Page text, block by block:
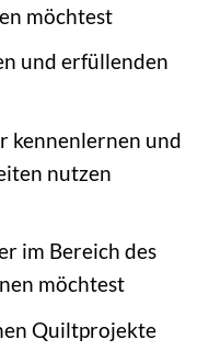
möchtest
und erfüllenden
kennenlernen und
nutzen
im Bereich des
möchtest
Quiltprojekte